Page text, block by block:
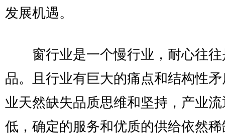
发展机遇。
窗行业是一个慢行业，耐心往往
品。且行业有巨大的痛点和结构性
业天然缺失品质思维和坚持，产业
低，确定的服务和优质的供给依然